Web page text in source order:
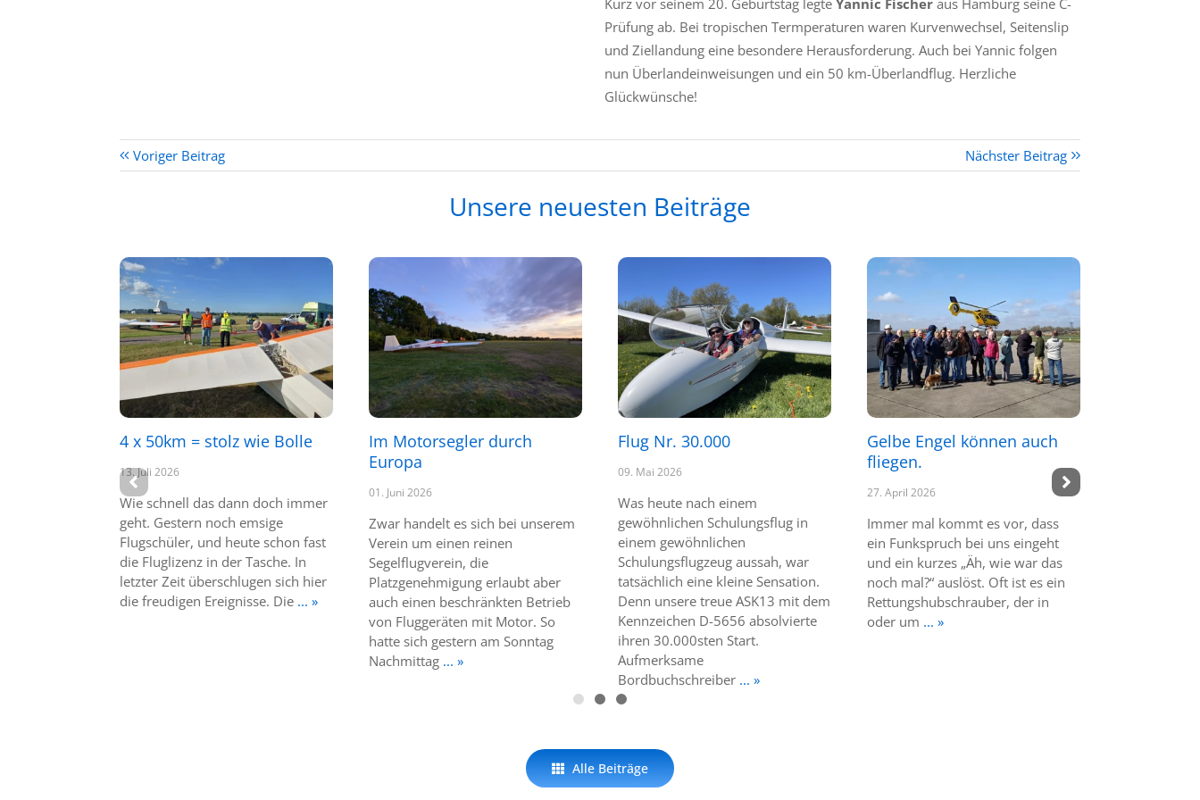
Prüfung ab. Bei tropischen Termperaturen waren Kurvenwechsel, Seitenslip
und Ziellandung eine besondere Herausforderung. Auch bei Yannic folgen
nun Überlandeinweisungen und ein 50 km-Überlandflug. Herzliche
Glückwünsche!
Voriger Beitrag Nächster Beitrag
Unsere neuesten Beiträge
4 x 50km = stolz wie Bolle
13. Juli 2026
Wie schnell das dann doch immer
geht. Gestern noch emsige
Flugschüler, und heute schon fast
die Fluglizenz in der Tasche. In
letzter Zeit überschlugen sich hier
die freudigen Ereignisse. Die... »
Im Motorsegler durch
Europa
01. Juni 2026
Zwar handelt es sich bei unserem
Verein um einen reinen
Segelflugverein, die
Platzgenehmigung erlaubt aber
auch einen beschränkten Betrieb
von Fluggeräten mit Motor. So
hatte sich gestern am Sonntag
Nachmittag... »
Flug Nr. 30.000
09. Mai 2026
Was heute nach einem
gewöhnlichen Schulungsflug in
einem gewöhnlichen
Schulungsflugzeug aussah, war
tatsächlich eine kleine Sensation.
Denn unsere treue ASK13 mit dem
Kennzeichen D-5656 absolvierte
ihren 30.000sten Start.
Aufmerksame
Bordbuchschreiber... »
Gelbe Engel können auch
fliegen.
27. April 2026
Immer mal kommt es vor, dass
ein Funkspruch bei uns eingeht
und ein kurzes „Äh, wie war das
noch mal?“ auslöst. Oft ist es ein
Rettungshubschrauber, der in
oder um ... »
Alle Beiträge